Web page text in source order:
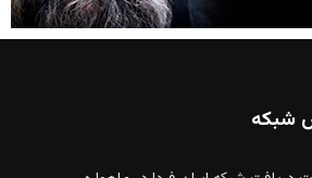
شبکه